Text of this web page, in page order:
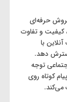
حرفه‌ای
کیفیت و تفاوت
با
دهد.
توجه
کوتاه روی
می‌کند.